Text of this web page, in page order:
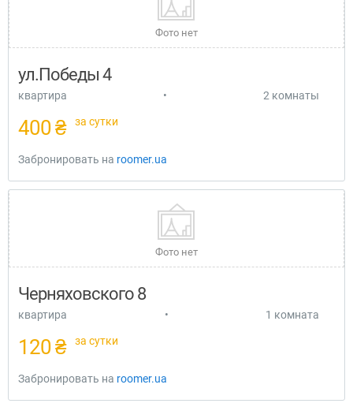
Фото нет
ул.Победы 4
квартира • 2 комнаты
400 ₴ за сутки
Забронировать на roomer.ua
Фото нет
Черняховского 8
квартира • 1 комната
120 ₴ за сутки
Забронировать на roomer.ua